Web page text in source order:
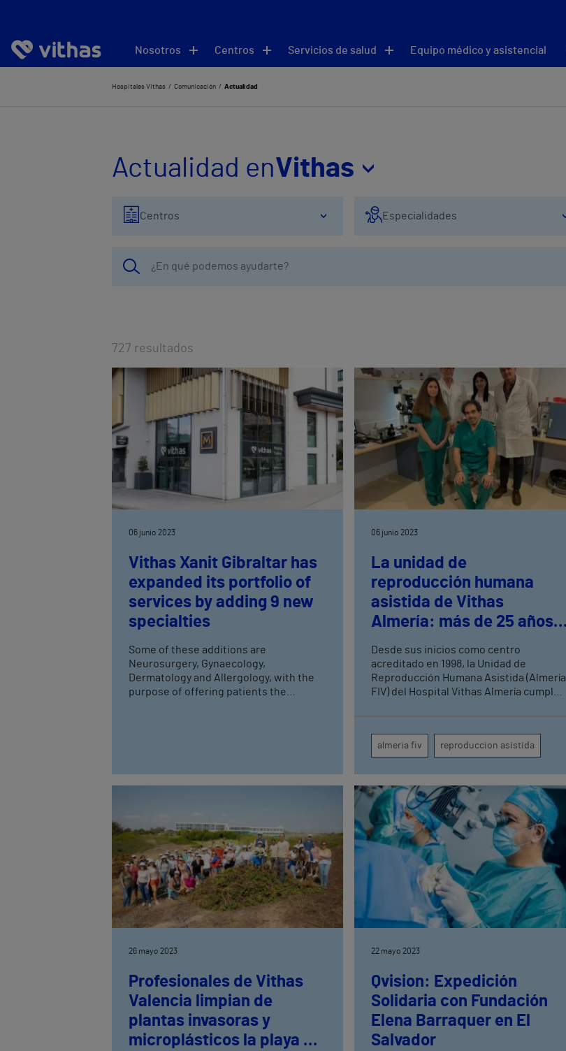
Nosotros Centros Servicios de salud Equipo médico y asistencial
Hospitales Vithas Comunicación Actualidad
Actualidad enVithas
Centros Especialidades
727 resultados
06 junio 2023
Vithas Xanit Gibraltar has
expanded its portfolio of
services by adding 9 new
specialties
Some of these additions are
Neurosurgery, Gynaecology,
Dermatology and Allergology, with the
purpose of offering patients the
06 junio 2023
La unidad de
reproducción humana
asistida de Vithas
Almería: más de 25 años y
1.000 vidas
Desde sus inicios como centro
acreditado en 1998, la Unidad de
Reproducción Humana Asistida (Almería
FIV) del Hospital Vithas Almería cumple
Fertilidad, que se celebra este 4 de
junio. Mil niños y niñas almerienses han
gracias a la labor de los profesionales
que forman dicha unidad de
reproducción humana asistida y a la
continua implementación de las nuevas
técnicas de laboratorio y tratamientos.
almeria fiv reproduccion asistida
26 mayo 2023
Profesionales de Vithas
Valencia limpian de
plantas invasoras y
microplásticos la playa de
22 mayo 2023
Qvision: Expedición
Solidaria con Fundación
Elena Barraquer en El
Salvador